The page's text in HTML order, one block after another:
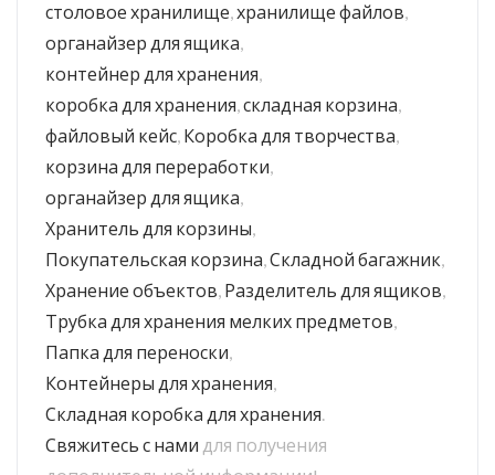
столовое хранилище,хранилище файлов,
органайзер для ящика,
контейнер для хранения,
коробка для хранения,складная корзина,
файловый кейс, Коробка для творчества,
корзина для переработки,
органайзер для ящика,
Хранитель для корзины,
Покупательская корзина,Складной багажник,
Хранение объектов, Разделитель для ящиков,
Трубка для хранения мелких предметов,
Папка для переноски,
Контейнеры для хранения,
Складная коробка для хранения.
Свяжитесь с нами для получения